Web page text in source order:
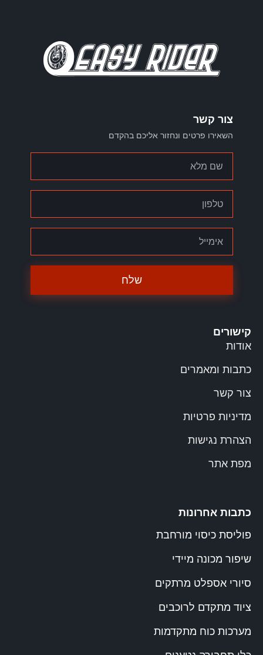
צור קשר
השאירו פרטים ונחזור אליכם בהקדם
שלח
קישורים
אודות
כתבות ומאמרים
צור קשר
מדיניות פרטיות
הצהרת נגישות
מפת אתר
כתבות אחרונות
פוליסת כיסוי מורחבת
שיפור מכונה מיידי
סיורי אספלט מרתקים
ציוד מתקדם לרוכבים
מערכות כוח מתקדמות